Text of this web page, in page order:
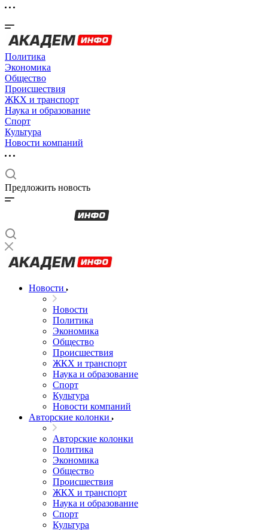
Политика
Экономика
Общество
Происшествия
ЖКХ и транспорт
Наука и образование
Спорт
Культура
Новости компаний
Предложить новость
Новости
Новости
Политика
Экономика
Общество
Происшествия
ЖКХ и транспорт
Наука и образование
Спорт
Культура
Новости компаний
Авторские колонки
Авторские колонки
Политика
Экономика
Общество
Происшествия
ЖКХ и транспорт
Наука и образование
Спорт
Культура